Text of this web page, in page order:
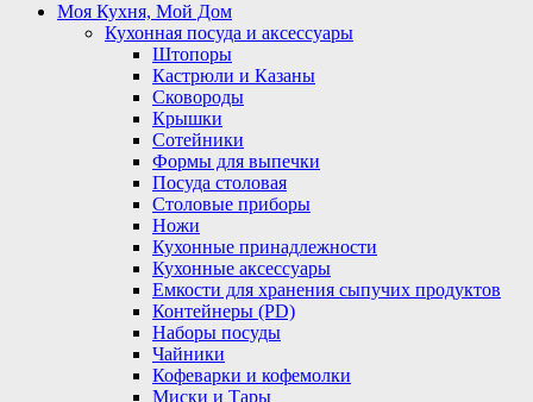
Моя Кухня, Мой Дом
Кухонная посуда и аксессуары
Штопоры
Кастрюли и Казаны
Сковороды
Крышки
Сотейники
Формы для выпечки
Посуда столовая
Столовые приборы
Ножи
Кухонные принадлежности
Кухонные аксессуары
Емкости для хранения сыпучих продуктов
Контейнеры (PD)
Наборы посуды
Чайники
Кофеварки и кофемолки
Миски и Тары